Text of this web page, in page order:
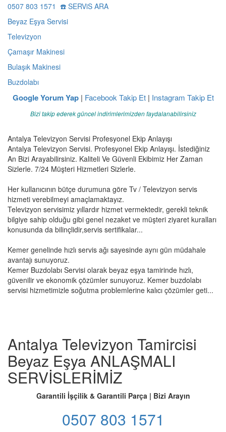
0507 803 1571 ☎️ SERViS ARA
Beyaz Eşya Servisi
Televizyon
Çamaşır Makinesi
Bulaşık Makinesi
Buzdolabı
Google Yorum Yap| Facebook Takip Et| Instagram Takip Et
Bizi takip ederek güncel indirimlerimizden faydalanabilirsiniz
Antalya Televizyon Servisi Profesyonel Ekip Anlayışı
Antalya Televizyon Servisi. Profesyonel Ekip Anlayışı. İstediğiniz
An Bizi Arayabilirsiniz. Kaliteli Ve Güvenli Ekibimiz Her Zaman
Sizlerle. 7/24 Müşteri Hizmetleri Sizlerle.
Her kullanıcının bütçe durumuna göre Tv / Televizyon servis
hizmeti verebilmeyi amaçlamaktayız.
Televizyon servisimiz yıllardır hizmet vermektedir, gerekli teknik
bilgiye sahip olduğu gibi genel nezaket ve müşteri ziyaret kuralları
konusunda da bilinçlidir,servis sertifikalar...
Kemer genelinde hızlı servis ağı sayesinde aynı gün müdahale
avantajı sunuyoruz.
Kemer Buzdolabı Servisi olarak beyaz eşya tamirinde hızlı,
güvenilir ve ekonomik çözümler sunuyoruz. Kemer buzdolabı
servisi hizmetimizle soğutma problemlerine kalıcı çözümler geti...
Antalya Televizyon Tamircisi
Beyaz Eşya ANLAŞMALI
SERVİSLERİMİZ
Garantili İşçilik & Garantili Parça | Bizi Arayın
0507 803 1571